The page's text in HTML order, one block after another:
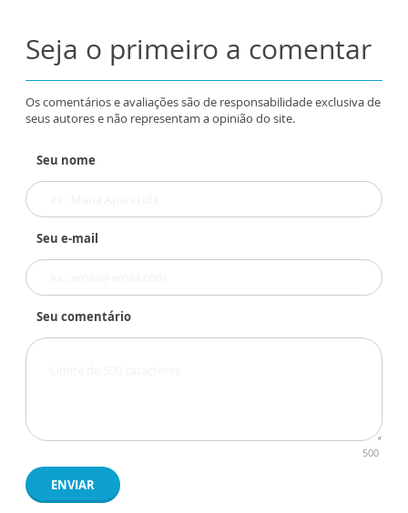
Seja o primeiro a comentar
Os comentários e avaliações são de responsabilidade exclusiva de
seus autores e não representam a opinião do site.
Seu nome
Seu e-mail
Seu comentário
500
ENVIAR